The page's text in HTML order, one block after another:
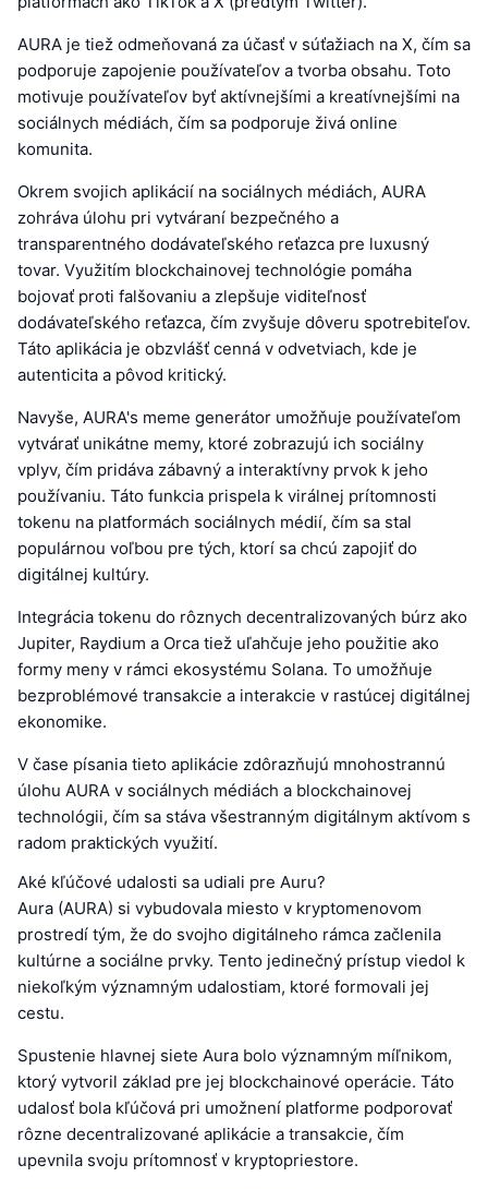
AURA je tiež odmeňovaná za účasť v súťažiach na X, čím sa
podporuje zapojenie používateľov a tvorba obsahu. Toto
motivuje používateľov byť aktívnejšími a kreatívnejšími na
sociálnych médiách, čím sa podporuje živá online
komunita.
Okrem svojich aplikácií na sociálnych médiách, AURA
zohráva úlohu pri vytváraní bezpečného a
transparentného dodávateľského reťazca pre luxusný
tovar. Využitím blockchainovej technológie pomáha
bojovať proti falšovaniu a zlepšuje viditeľnosť
dodávateľského reťazca, čím zvyšuje dôveru spotrebiteľov.
Táto aplikácia je obzvlášť cenná v odvetviach, kde je
autenticita a pôvod kritický.
Navyše, AURA's meme generátor umožňuje používateľom
vytvárať unikátne memy, ktoré zobrazujú ich sociálny
vplyv, čím pridáva zábavný a interaktívny prvok k jeho
používaniu. Táto funkcia prispela k virálnej prítomnosti
tokenu na platformách sociálnych médií, čím sa stal
populárnou voľbou pre tých, ktorí sa chcú zapojiť do
digitálnej kultúry.
Integrácia tokenu do rôznych decentralizovaných búrz ako
Jupiter, Raydium a Orca tiež uľahčuje jeho použitie ako
formy meny v rámci ekosystému Solana. To umožňuje
bezproblémové transakcie a interakcie v rastúcej digitálnej
ekonomike.
V čase písania tieto aplikácie zdôrazňujú mnohostrannú
úlohu AURA v sociálnych médiách a blockchainovej
technológii, čím sa stáva všestranným digitálnym aktívom s
radom praktických využití.
Aké kľúčové udalosti sa udiali pre Auru?
Aura (AURA) si vybudovala miesto v kryptomenovom
prostredí tým, že do svojho digitálneho rámca začlenila
kultúrne a sociálne prvky. Tento jedinečný prístup viedol k
niekoľkým významným udalostiam, ktoré formovali jej
cestu.
Spustenie hlavnej siete Aura bolo významným míľnikom,
ktorý vytvoril základ pre jej blockchainové operácie. Táto
udalosť bola kľúčová pri umožnení platforme podporovať
rôzne decentralizované aplikácie a transakcie, čím
upevnila svoju prítomnosť v kryptopriestore.